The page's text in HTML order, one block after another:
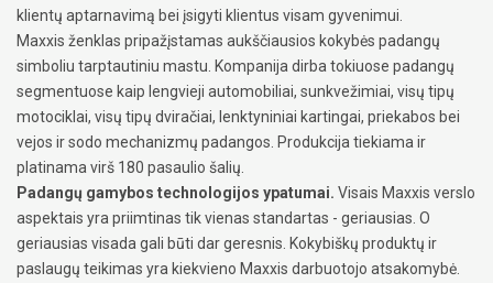
klientų aptarnavimą bei įsigyti klientus visam gyvenimui.
Maxxis ženklas pripažįstamas aukščiausios kokybės padangų
simboliu tarptautiniu mastu. Kompanija dirba tokiuose padangų
segmentuose kaip lengvieji automobiliai, sunkvežimiai, visų tipų
motociklai, visų tipų dviračiai, lenktyniniai kartingai, priekabos bei
vejos ir sodo mechanizmų padangos. Produkcija tiekiama ir
platinama virš 180 pasaulio šalių.
Padangų gamybos technologijos ypatumai. Visais Maxxis verslo
aspektais yra priimtinas tik vienas standartas - geriausias. O
geriausias visada gali būti dar geresnis. Kokybiškų produktų ir
paslaugų teikimas yra kiekvieno Maxxis darbuotojo atsakomybė.